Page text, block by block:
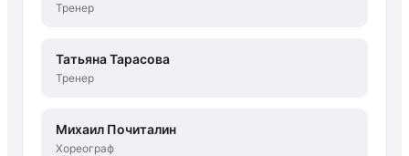
Тренер
Татьяна Тарасова
Тренер
Михаил Почиталин
Хореограф